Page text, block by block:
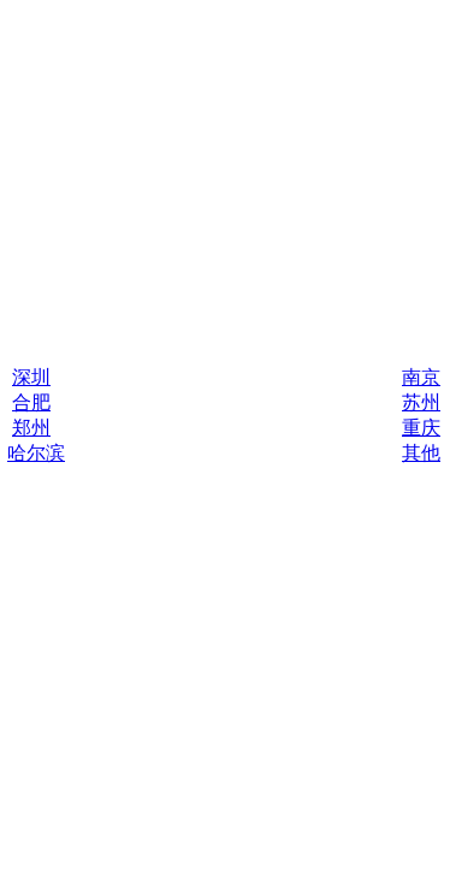
深圳
南京
合肥
苏州
郑州
重庆
哈尔滨
其他